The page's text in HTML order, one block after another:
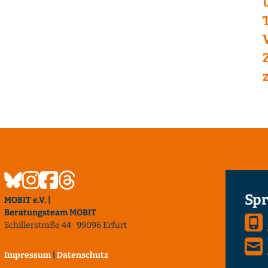
MOBIT e.V. |
Beratungsteam MOBIT
Schillerstraße 44 · 99096 Erfurt
Impressum Datenschutz